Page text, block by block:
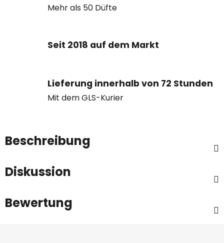
Mehr als 50 Düfte
Seit 2018 auf dem Markt
Lieferung innerhalb von 72 Stunden
Mit dem GLS-Kurier
Beschreibung
Diskussion
Bewertung